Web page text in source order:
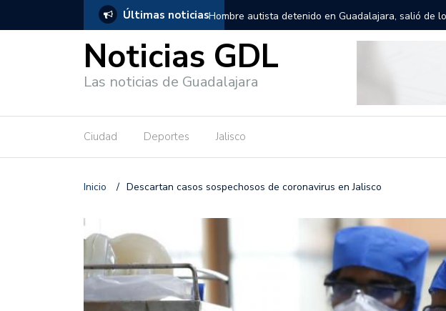
Últimas noticias
salió de los separos sin lesiones graves Títeres gigantes recorrerán las calles de
Noticias GDL
Las noticias de Guadalajara
Ciudad Deportes Jalisco
Inicio / Descartan casos sospechosos de coronavirus en Jalisco